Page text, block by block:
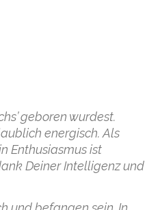
geboren wurdest.
energisch. Als
Enthusiasmus ist
Deiner Intelligenz und